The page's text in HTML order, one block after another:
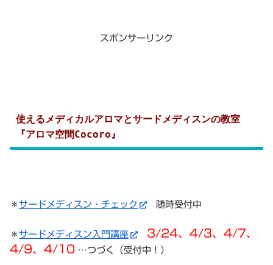
スポンサーリンク
使えるメディカルアロマとサードメディスンの教室
『アロマ空間Cocoro』
＊ サードメディスン・チェック 随時受付中
＊ サードメディスン入門講座
3/24、4/3、4/7、
4/9、4/10 …つづく（受付中！）